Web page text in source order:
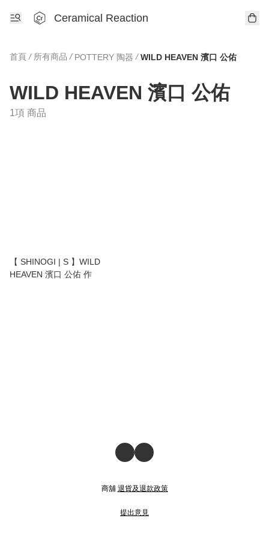
Ceramical Reaction
首頁 / 所有商品 / POTTERY 陶器 / WILD HEAVEN 濱口 公佑
WILD HEAVEN 濱口 公佑
1項 商品
【 SHINOGI | S 】WILD
HEAVEN 濱口 公佑 作
商舖 退貨及退款政策
提出意見